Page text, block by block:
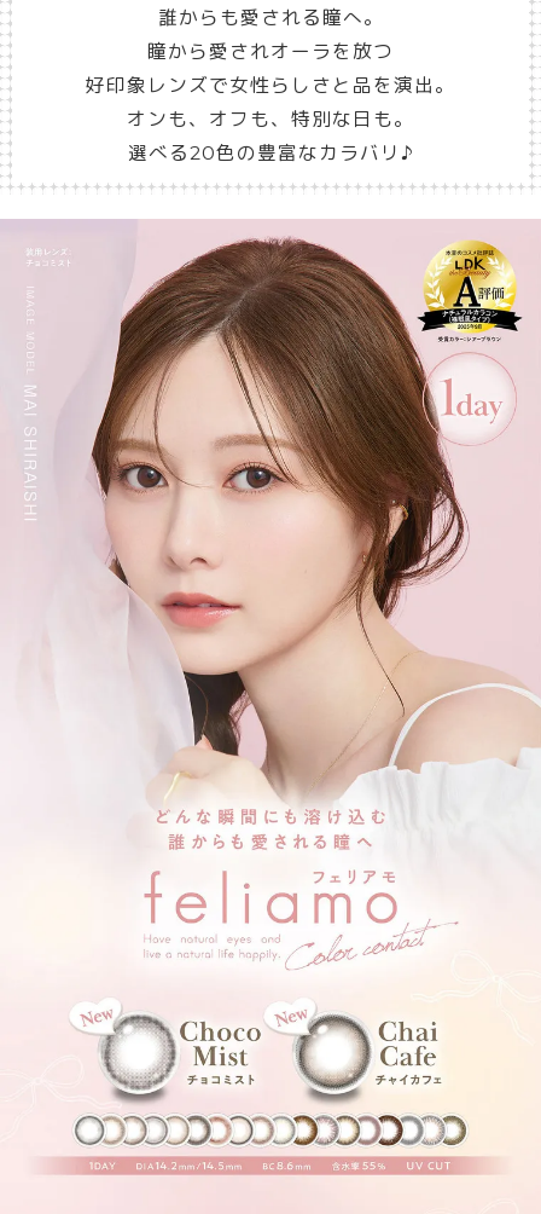
誰からも愛される瞳へ。
瞳から愛されオーラを放つ
好印象レンズで女性らしさと品を演出。
オンも、オフも、特別な日も。
選べる20色の豊富なカラバリ♪